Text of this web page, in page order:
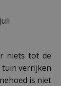
niets tot de
verrijken
is niet